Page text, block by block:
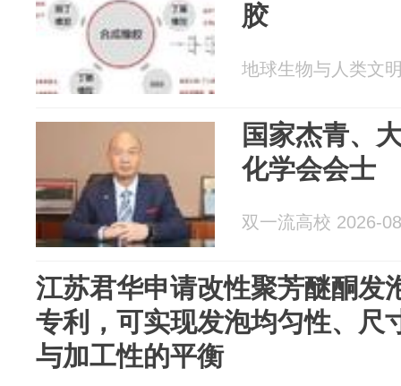
胶
地球生物与人类文
国家杰青、
化学会会士
双一流高校 2026-
江苏君华申请改性聚芳醚酮发
专利，可实现发泡均匀性、尺
与加工性的平衡